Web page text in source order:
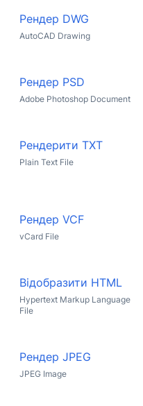
Рендер DWG
AutoCAD Drawing
Рендер PSD
Adobe Photoshop Document
Рендерити TXT
Plain Text File
Рендер VCF
vCard File
Відобразити HTML
Hypertext Markup Language
File
Рендер JPEG
JPEG Image